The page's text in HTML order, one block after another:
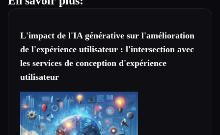
L'impact de l'IA générative sur l'amélioration
de l'expérience utilisateur : l'intersection avec
les services de conception d'expérience
utilisateur